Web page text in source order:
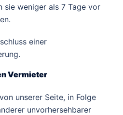
sie weniger als 7 Tage vor
einer
Vermieter
unserer Seite, in Folge
unvorhersehbarer